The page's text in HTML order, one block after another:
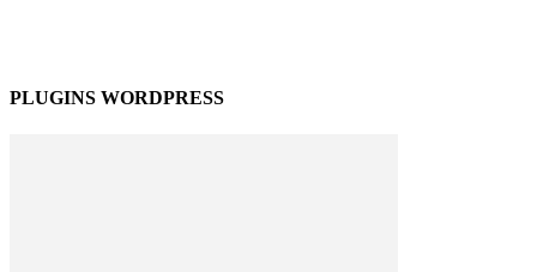
PLUGINS WORDPRESS